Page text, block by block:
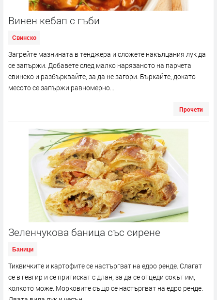
Винен кебап с гъби
Свинско
Загрейте мазнината в тенджера и сложете накълцания лук да
се запържи. Добавете след малко нарязаното на парчета
свинско и разбърквайте, за да не загори. Бъркайте, докато
месото се запържи равномерно...
Прочети
Зеленчукова баница със сирене
Баници
Тиквичките и картофите се настъргват на едро ренде. Слагат
се в гевгир и се притискат с длан, за да се отцеди сокът им,
колкото може. Морковите също се настъргват на едро ренде.